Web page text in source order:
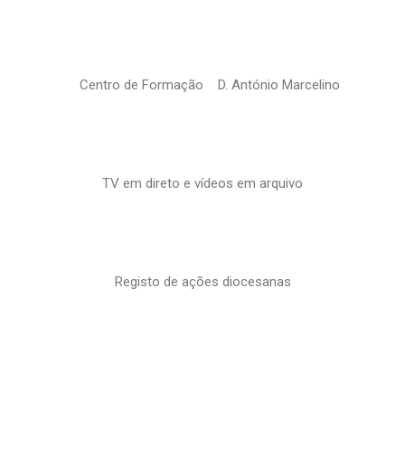
Centro de Formação D. António Marcelino
TV em direto e vídeos em arquivo
Registo de ações diocesanas